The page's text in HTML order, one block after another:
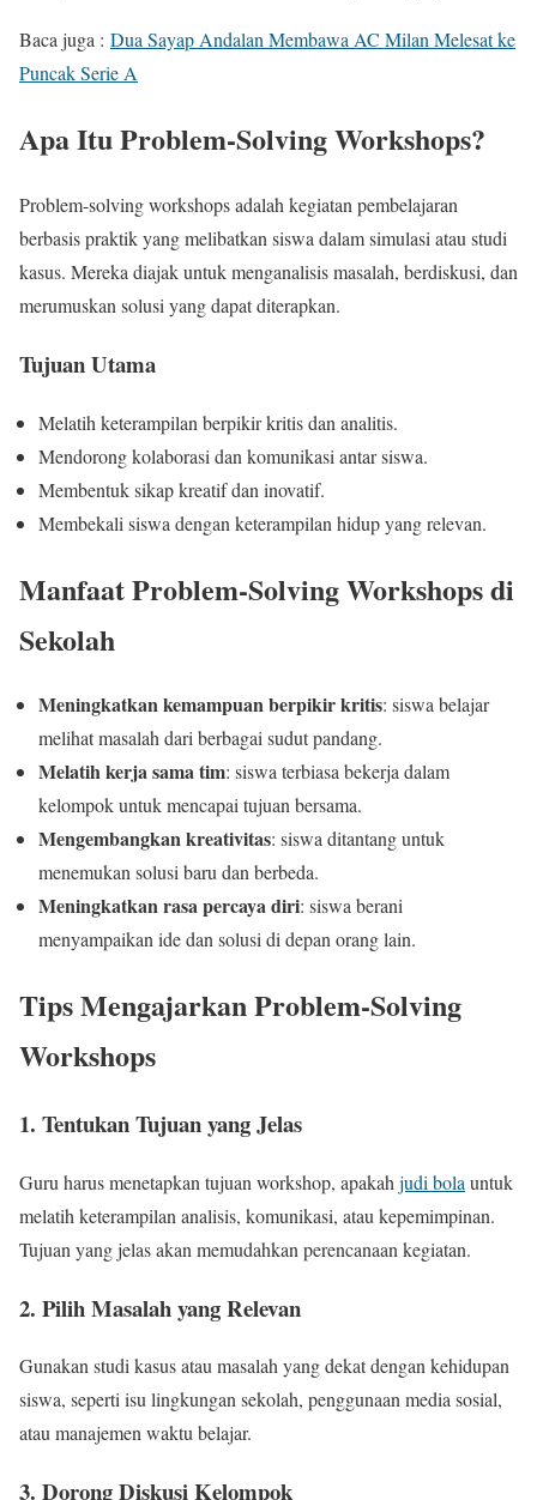
Baca juga : Dua Sayap Andalan Membawa AC Milan Melesat ke
Puncak Serie A
Apa Itu Problem-Solving Workshops?
Problem-solving workshops adalah kegiatan pembelajaran
berbasis praktik yang melibatkan siswa dalam simulasi atau studi
kasus. Mereka diajak untuk menganalisis masalah, berdiskusi, dan
merumuskan solusi yang dapat diterapkan.
Tujuan Utama
Melatih keterampilan berpikir kritis dan analitis.
Mendorong kolaborasi dan komunikasi antar siswa.
Membentuk sikap kreatif dan inovatif.
Membekali siswa dengan keterampilan hidup yang relevan.
Manfaat Problem-Solving Workshops di
Sekolah
Meningkatkan kemampuan berpikir kritis: siswa belajar
melihat masalah dari berbagai sudut pandang.
Melatih kerja sama tim: siswa terbiasa bekerja dalam
kelompok untuk mencapai tujuan bersama.
Mengembangkan kreativitas: siswa ditantang untuk
menemukan solusi baru dan berbeda.
Meningkatkan rasa percaya diri: siswa berani
menyampaikan ide dan solusi di depan orang lain.
Tips Mengajarkan Problem-Solving
Workshops
1. Tentukan Tujuan yang Jelas
Guru harus menetapkan tujuan workshop, apakah judi bola untuk
melatih keterampilan analisis, komunikasi, atau kepemimpinan.
Tujuan yang jelas akan memudahkan perencanaan kegiatan.
2. Pilih Masalah yang Relevan
Gunakan studi kasus atau masalah yang dekat dengan kehidupan
siswa, seperti isu lingkungan sekolah, penggunaan media sosial,
atau manajemen waktu belajar.
3. Dorong Diskusi Kelompok